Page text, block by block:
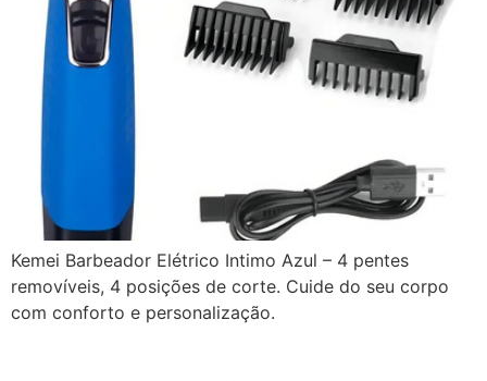
Kemei Barbeador Elétrico Intimo Azul – 4 pentes
removíveis, 4 posições de corte. Cuide do seu corpo
com conforto e personalização.